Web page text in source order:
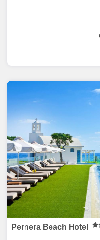
Pernera Beach Hotel